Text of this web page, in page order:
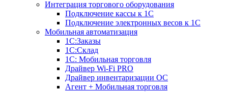
Интеграция торгового оборудования
Подключение кассы к 1С
Подключение электронных весов к 1С
Мобильная автоматизация
1С:Заказы
1С:Склад
1С: Мобильная торговля
Драйвер Wi-Fi PRO
Драйвер инвентаризации ОС
Агент + Мобильная торговля